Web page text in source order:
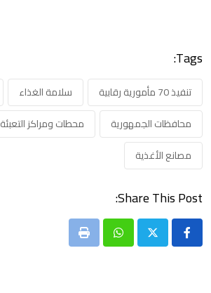
Tags:
تنفيذ 70 مأمورية رقابية سلامة الغذاء
محافظات الجمهورية
محطات ومراكز التعبئة
مصانع الأغذية
Share This Post:
Whatsapp
Print